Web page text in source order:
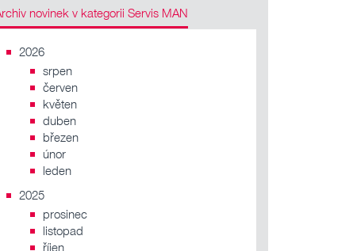
Archiv novinek v kategorii Servis MAN
2026
srpen
červen
květen
duben
březen
únor
leden
2025
prosinec
listopad
říjen